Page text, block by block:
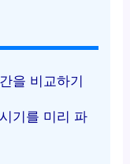
을 비교하기
기를 미리 파